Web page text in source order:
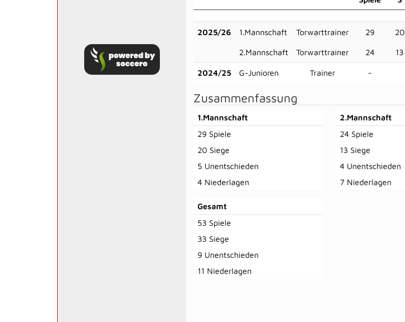
2025/26 1.Mannschaft Torwarttrainer 29 20
2.Mannschaft Torwarttrainer 24 13
2024/25 G-Junioren Trainer -
Zusammenfassung
1.Mannschaft
29 Spiele
20 Siege
5 Unentschieden
4 Niederlagen
2.Mannschaft
24 Spiele
13 Siege
4 Unentschieden
7 Niederlagen
Gesamt
53 Spiele
33 Siege
9 Unentschieden
11 Niederlagen